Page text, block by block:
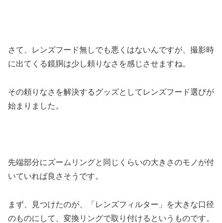
さて、レンズフード無しでも悪くはないんですが、撮影時
に出てくる鏡胴は少し頼りなさを感じさせますね。
その頼りなさを解決するグッズとしてレンズフード選びが
始まりました。
先端部分にズームリングと同じくらいの大きさのモノが付
いていれば良さそうです。
まず、見つけたのが、「レンズフィルター」を大きな口径
のものにして、変換リングで取り付けるというものです。